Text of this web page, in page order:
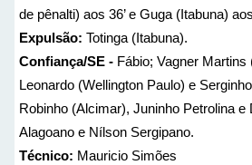
de pênalti) aos 36’ e Guga (Itabuna)
Expulsão: Totinga (Itabuna).
Confiança/SE - Fábio; Vagner
Leonardo (Wellington Paulo) e
Robinho (Alcimar), Juninho Petrolina e
Alagoano e Nílson Sergipano.
Técnico: Mauricio Simões